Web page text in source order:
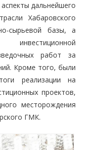
дальнейшего
Хабаровского
сырьевой базы, а
работ за
Кроме того, были
реализации на
проектов,
месторождения
ГМК.